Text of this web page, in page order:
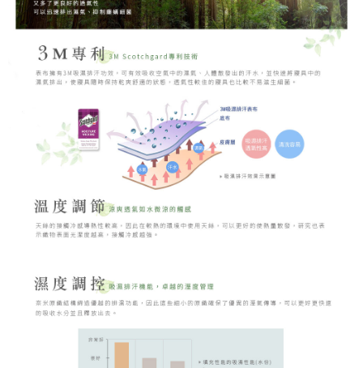
時審查核予不同之上限額度；若仍有額度不足之情形，本公司將視審查結果
請求用戶進行身份認證。
５．嚴禁一人註冊多個帳號或使用他人資訊註冊。若發現惡意使用之情形，
恩沛科技股份有限公司將有權停止該用戶之使用額度並採取法律行動。